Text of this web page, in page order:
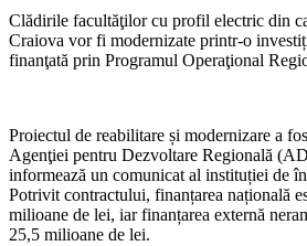
Clădirile facultăţilor cu profil electric din
Craiova vor fi modernizate printr-o
finanţată prin Programul Operaţional
Proiectul de reabilitare și modernizare a
Agenţiei pentru Dezvoltare Regională
informează un comunicat al instituției de
Potrivit contractului, finanțarea națională
milioane de lei, iar finanțarea externă
25,5 milioane de lei.